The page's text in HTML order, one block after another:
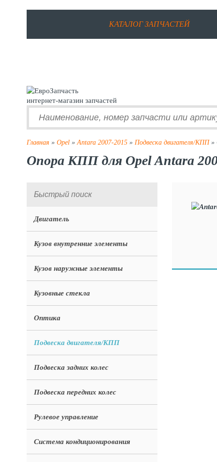
КАТАЛОГ ЗАПЧАСТЕЙ
интернет-магазин запчастей
Главная » Opel »Antara 2007-2015 » Подвеска двигателя/КПП»
Опора КПП для Opel Antara
Двигатель
Кузов внутренние элементы
Кузов наружные элементы
Кузовные стекла
Оптика
Подвеска двигателя/КПП
Подвеска задних колес
Подвеска передних колес
Рулевое управление
Система кондиционирования